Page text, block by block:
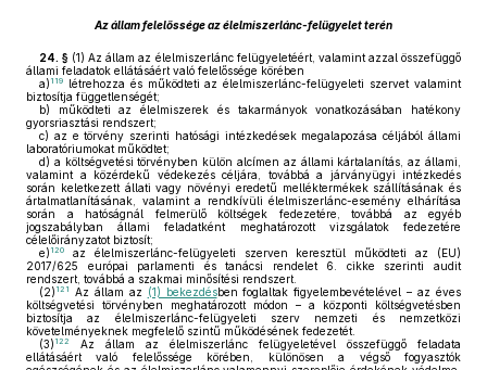
Az állam felelőssége az élelmiszerlánc-felügyelet terén
24. § (1) Az állam az élelmiszerlánc felügyeletéért, valamint azzal összefüggő
állami feladatok ellátásáért való felelőssége körében
a) 119
létrehozza és működteti az élelmiszerlánc-felügyeleti szervet valamint
biztosítja függetlenségét;
b) működteti az élelmiszerek és takarmányok vonatkozásában hatékony
gyorsriasztási rendszert;
c) az e törvény szerinti hatósági intézkedések megalapozása céljából állami
laboratóriumokat működtet;
d) a költségvetési törvényben külön alcímen az állami kártalanítás, az állami,
valamint a közérdekű védekezés céljára, továbbá a járványügyi intézkedés
során keletkezett állati vagy növényi eredetű melléktermékek szállításának és
ártalmatlanításának, valamint a rendkívüli élelmiszerlánc-esemény elhárítása
során a hatóságnál felmerülő költségek fedezetére, továbbá az egyéb
jogszabályban állami feladatként meghatározott vizsgálatok fedezetére
célelőirányzatot biztosít;
e) 120
az élelmiszerlánc-felügyeleti szerven keresztül működteti az (EU)
2017/625 európai parlamenti és tanácsi rendelet 6. cikke szerinti audit
rendszert, továbbá a szakmai minősítési rendszert.
(2) 121 Az állam az (1) bekezdésben foglaltak figyelembevételével – az éves
költségvetési törvényben meghatározott módon – a központi költségvetésben
biztosítja az élelmiszerlánc-felügyeleti szerv nemzeti és nemzetközi
követelményeknek megfelelő szintű működésének fedezetét.
(3) 122
Az állam az élelmiszerlánc felügyeletével összefüggő feladata
ellátásáért való felelőssége körében, különösen a végső fogyasztók